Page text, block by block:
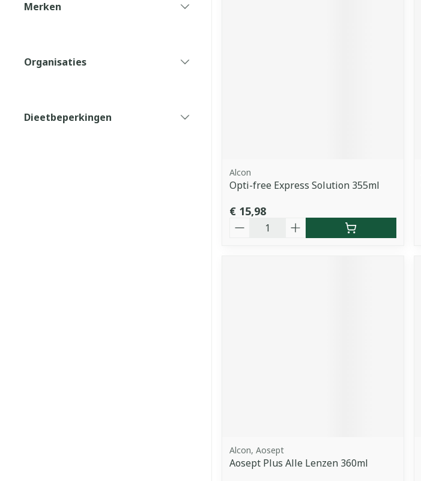
Merken
Organisaties
Dieetbeperkingen
Alcon
Opti-free Express Solution 355ml
€ 15,98
Alcon, Aosept
Aosept Plus Alle Lenzen 360ml